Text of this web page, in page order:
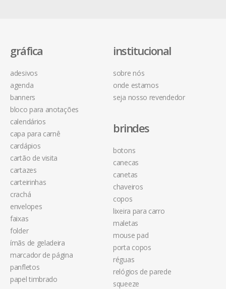
institucional
sobre nós
onde estamos
seja nosso revendedor
gráfica
adesivos
agenda
banners
bloco para anotações
calendários
capa para carnê
cardápios
cartão de visita
cartazes
carteirinhas
crachá
envelopes
faixas
folder
ímãs de geladeira
marcador de página
panfletos
papel timbrado
brindes
botons
canecas
canetas
chaveiros
copos
lixeira para carro
maletas
mouse pad
porta copos
réguas
relógios de parede
squeeze